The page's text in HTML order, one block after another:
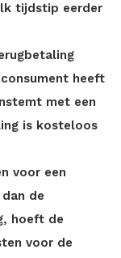
tijdstip eerder
heeft
met een
is kosteloos
voor een
de
hoeft de
voor de